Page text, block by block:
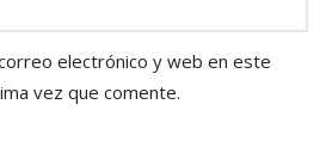
electrónico y web en este
vez que comente.